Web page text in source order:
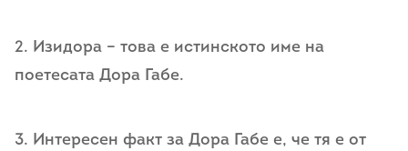
2. Изидора – това е истинското име на
поетесата Дора Габе.
3. Интересен факт за Дора Габе е, че тя е от